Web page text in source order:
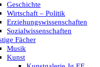
Geschichte
Wirtschaft – Politik
Erziehungswissenschaften
Sozialwissenschaften
Fächer
Musik
Kunst